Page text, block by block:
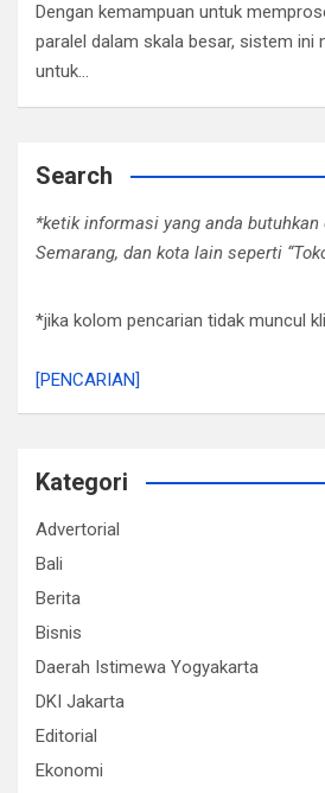
Dengan kemampuan untuk
paralel dalam skala besar, sistem ini
untuk…
Search
*ketik informasi yang anda butuhkan
Semarang, dan kota lain seperti
*jika kolom pencarian tidak muncul
[PENCARIAN]
Kategori
Advertorial
Bali
Berita
Bisnis
Daerah Istimewa Yogyakarta
DKI Jakarta
Editorial
Ekonomi